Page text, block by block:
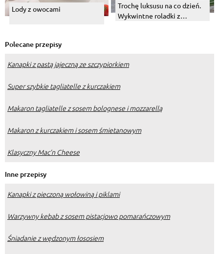
Lody z owocami
Trochę luksusu na co dzień.
Wykwintne roladki z
Polecane przepisy
Kanapki z pastą jajeczną ze szczypiorkiem
Super szybkie tagliatelle z kurczakiem
Makaron tagliatelle z sosem bolognese i mozzarellą
Makaron z kurczakiem i sosem śmietanowym
Klasyczny Mac’n Cheese
Inne przepisy
Kanapki z pieczoną wołowiną i piklami
Warzywny kebab z sosem pistacjowo pomarańczowym
Śniadanie z wędzonym łososiem